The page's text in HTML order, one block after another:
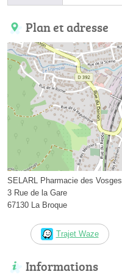
Plan et adresse
SELARL Pharmacie des Vosges
3 Rue de la Gare
67130 La Broque
Trajet Waze
Informations